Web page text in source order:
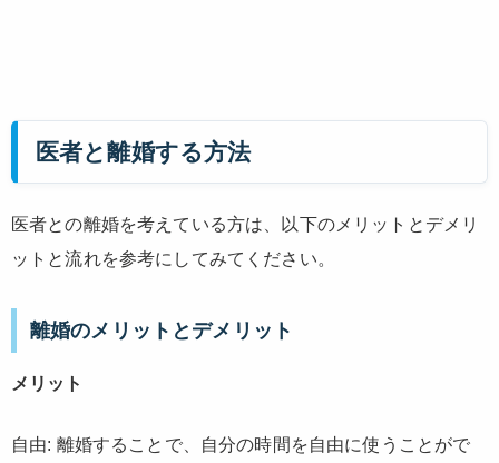
医者と離婚する方法
医者との離婚を考えている方は、以下のメリットとデメリ
ットと流れを参考にしてみてください。
離婚のメリットとデメリット
メリット
自由: 離婚することで、自分の時間を自由に使うことがで